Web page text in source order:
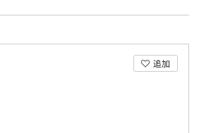
追加